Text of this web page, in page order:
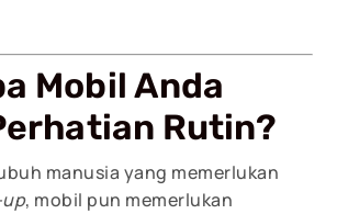
Mobil Anda
Rutin?
manusia yang memerlukan
, mobil pun memerlukan